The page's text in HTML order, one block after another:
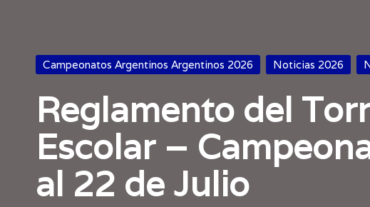
Publicada
Campeonatos Argentinos Argentinos 2026 Noticias 2026
Reglamento del
Escolar –
al 22 de Julio